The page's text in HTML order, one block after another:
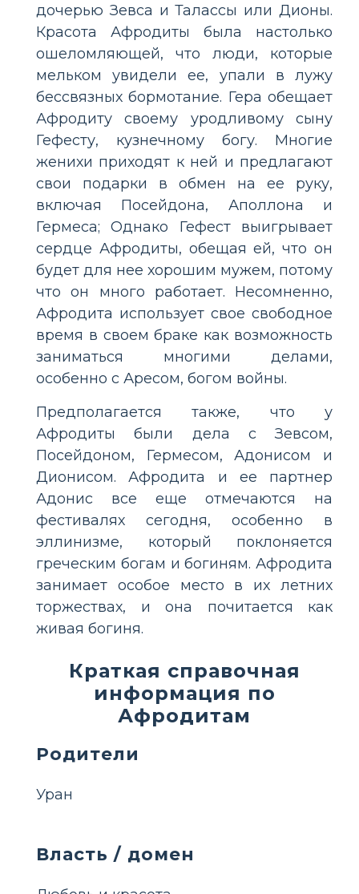
дочерью Зевса и Талассы или Дионы.
Красота Афродиты была настолько
ошеломляющей, что люди, которые
мельком увидели ее, упали в лужу
бессвязных бормотание. Гера обещает
Афродиту своему уродливому сыну
Гефесту, кузнечному богу. Многие
женихи приходят к ней и предлагают
свои подарки в обмен на ее руку,
включая Посейдона, Аполлона и
Гермеса; Однако Гефест выигрывает
сердце Афродиты, обещая ей, что он
будет для нее хорошим мужем, потому
что он много работает. Несомненно,
Афродита использует свое свободное
время в своем браке как возможность
заниматься многими делами,
особенно с Аресом, богом войны.
Предполагается также, что у
Афродиты были дела с Зевсом,
Посейдоном, Гермесом, Адонисом и
Дионисом. Афродита и ее партнер
Адонис все еще отмечаются на
фестивалях сегодня, особенно в
эллинизме, который поклоняется
греческим богам и богиням. Афродита
занимает особое место в их летних
торжествах, и она почитается как
живая богиня.
Краткая справочная
информация по
Афродитам
Родители
Уран
Власть / домен